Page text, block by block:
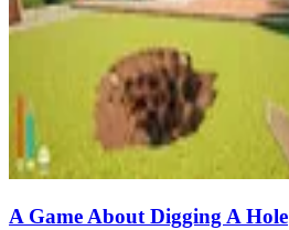
A Game About Digging A Hole